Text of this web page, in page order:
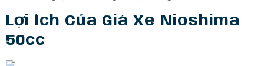
Lợi Ích Của Giá Xe Nioshima
50cc